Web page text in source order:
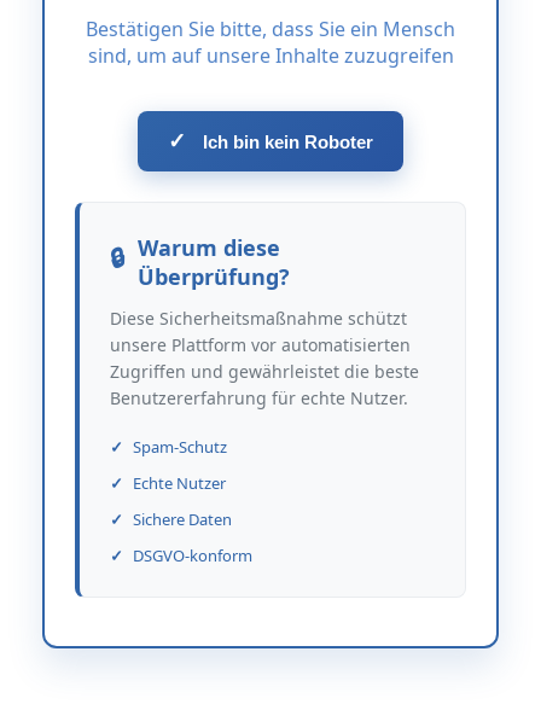
Bestätigen Sie bitte, dass Sie ein Mensch
sind, um auf unsere Inhalte zuzugreifen
✓ Ich bin kein Roboter
Warum diese
Überprüfung?
Diese Sicherheitsmaßnahme schützt
unsere Plattform vor automatisierten
Zugriffen und gewährleistet die beste
Benutzererfahrung für echte Nutzer.
Spam-Schutz
Echte Nutzer
Sichere Daten
DSGVO-konform